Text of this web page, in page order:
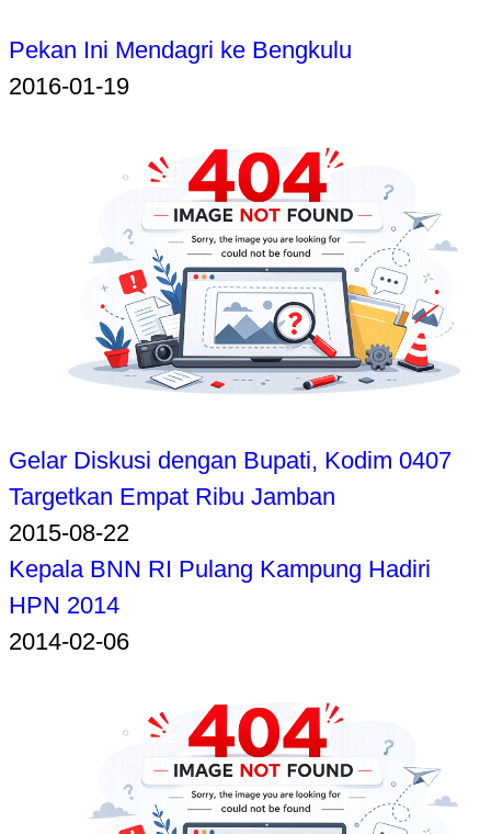
Pekan Ini Mendagri ke Bengkulu
2016-01-19
Gelar Diskusi dengan Bupati, Kodim 0407
Targetkan Empat Ribu Jamban
2015-08-22
Kepala BNN RI Pulang Kampung Hadiri
HPN 2014
2014-02-06